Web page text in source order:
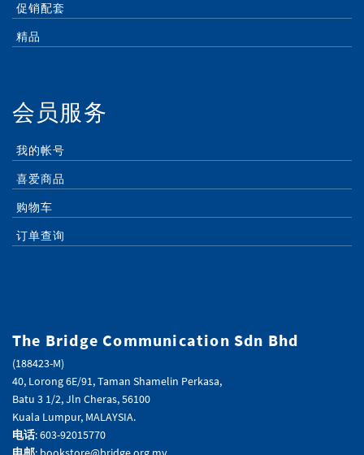
促销配套
精品
会员服务
我的帐号
喜爱商品
购物车
订单查询
The Bridge Communication Sdn Bhd
(188423-M)
40, Lorong 6E/91, Taman Shamelin Perkasa,
Batu 3 1/2, Jln Cheras, 56100
Kuala Lumpur, MALAYSIA.
电话: 603-92015770